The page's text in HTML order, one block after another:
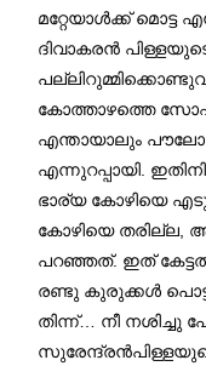
മറ്റേയാൾക്ക് മൊട്ട
ദിവാകരൻ
കോത്താഴത്തെ
എന്തായാലും
എന്നുറപ്പായി.
ഭാര്യ കോഴിയെ
കോഴിയെ തരില്ല,
പറഞ്ഞത്. ഇത്
രണ്ടു കുരുക്കൾ
തിന്ന്… നീ നശിച്ചു